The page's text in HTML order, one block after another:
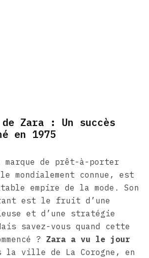
Zara : Un succès
en 1975
de prêt-à-porter
mondialement connue, est
empire de la mode. Son
est le fruit d’une
et d’une stratégie
savez-vous quand cette
? Zara a vu le jour
la ville de La Corogne, en